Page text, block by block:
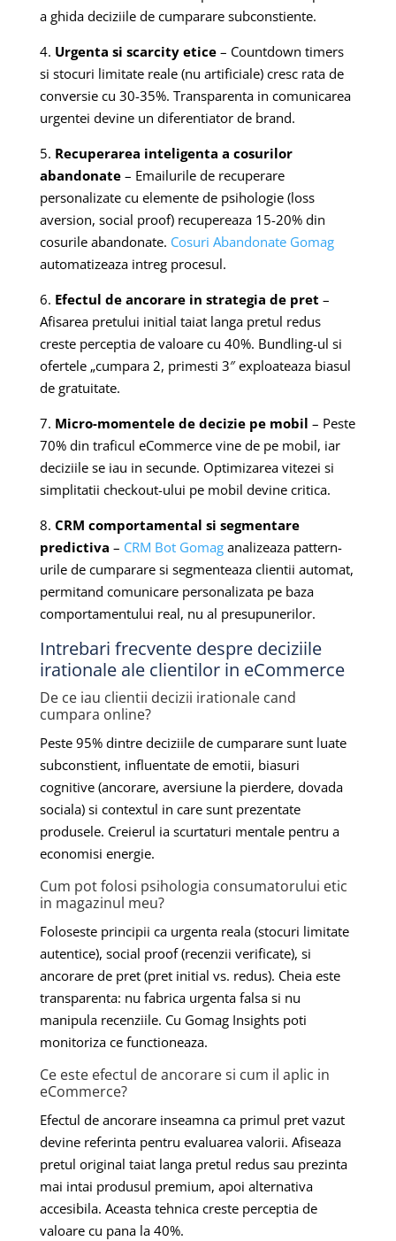
a ghida deciziile de cumparare subconstiente.
4. Urgenta si scarcity etice– Countdown timers
si stocuri limitate reale (nu artificiale) cresc rata de
conversie cu 30-35%. Transparenta in comunicarea
urgentei devine un diferentiator de brand.
5. Recuperarea inteligenta a cosurilor
abandonate– Emailurile de recuperare
personalizate cu elemente de psihologie (loss
aversion, social proof) recupereaza 15-20% din
cosurile abandonate. Cosuri Abandonate Gomag
automatizeaza intreg procesul.
6. Efectul de ancorare in strategia de pret –
Afisarea pretului initial taiat langa pretul redus
creste perceptia de valoare cu 40%. Bundling-ul si
ofertele „cumpara 2, primesti 3″ exploateaza biasul
de gratuitate.
7. Micro-momentele de decizie pe mobil – Peste
70% din traficul eCommerce vine de pe mobil, iar
deciziile se iau in secunde. Optimizarea vitezei si
simplitatii checkout-ului pe mobil devine critica.
8. CRM comportamental si segmentare
predictiva – CRM Bot Gomaganalizeaza pattern-
urile de cumparare si segmenteaza clientii automat,
permitand comunicare personalizata pe baza
comportamentului real, nu al presupunerilor.
Intrebari frecvente despre deciziile
irationale ale clientilor in eCommerce
De ce iau clientii decizii irationale cand
cumpara online?
Peste 95% dintre deciziile de cumparare sunt luate
subconstient, influentate de emotii, biasuri
cognitive (ancorare, aversiune la pierdere, dovada
sociala) si contextul in care sunt prezentate
produsele. Creierul ia scurtaturi mentale pentru a
economisi energie.
Cum pot folosi psihologia consumatorului etic
in magazinul meu?
Foloseste principii ca urgenta reala (stocuri limitate
autentice), social proof (recenzii verificate), si
ancorare de pret (pret initial vs. redus). Cheia este
transparenta: nu fabrica urgenta falsa si nu
manipula recenziile. Cu Gomag Insights poti
monitoriza ce functioneaza.
Ce este efectul de ancorare si cum il aplic in
eCommerce?
Efectul de ancorare inseamna ca primul pret vazut
devine referinta pentru evaluarea valorii. Afiseaza
pretul original taiat langa pretul redus sau prezinta
mai intai produsul premium, apoi alternativa
accesibila. Aceasta tehnica creste perceptia de
valoare cu pana la 40%.